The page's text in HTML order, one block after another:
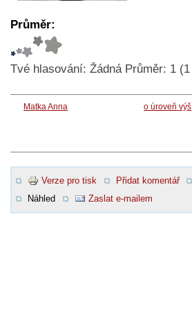
Průměr:
Tvé hlasování: Žádná Průměr: 1 (1
Matka Anna o úroveň výš
Verze pro tisk Přidat komentář
Náhled
Zaslat e-mailem